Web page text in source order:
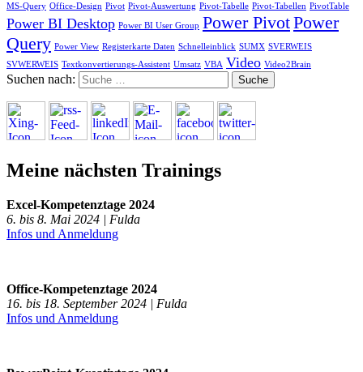
MS-Query Office-Design Pivot Pivot-Auswertung Pivot-Tabelle Pivot-Tabellen PivotTable
Power BI Desktop Power BI User Group Power PivotPower
Query Power View Registerkarte Daten Schnelleinblick SUMX SVERWEIS
SVWERWEIS Textkonvertierungs-Assistent Umsatz VBA Video Video2Brain
Suchen nach:
Meine nächsten Trainings
Excel-Kompetenztage 2024
6. bis 8. Mai 2024 | Fulda
Infos und Anmeldung
Office-Kompetenztage 2024
16. bis 18. September 2024 | Fulda
Infos und Anmeldung